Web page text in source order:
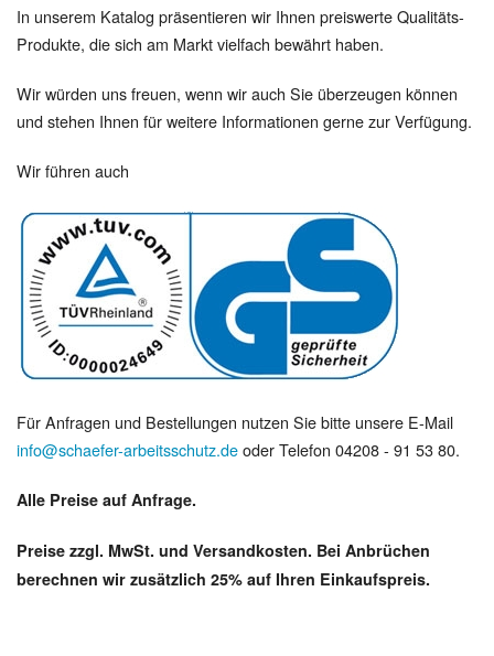
In unserem Katalog präsentieren wir Ihnen preiswerte Qualitäts-
Produkte, die sich am Markt vielfach bewährt haben.
Wir würden uns freuen, wenn wir auch Sie überzeugen können
und stehen Ihnen für weitere Informationen gerne zur Verfügung.
Wir führen auch
Für Anfragen und Bestellungen nutzen Sie bitte unsere E-Mail
info@schaefer-arbeitsschutz.deoder Telefon 04208 - 91 53 80.
Alle Preise auf Anfrage.
Preise zzgl. MwSt. und Versandkosten. Bei Anbrüchen
berechnen wir zusätzlich 25% auf Ihren Einkaufspreis.